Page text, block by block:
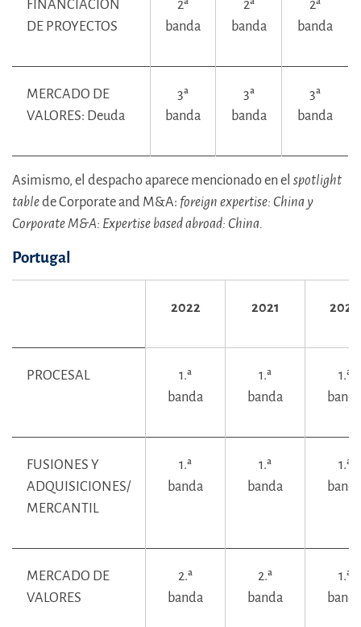
FINANCIACIÓN
DE PROYECTOS
2ª
banda
2ª
banda
2ª
banda
MERCADO DE
VALORES: Deuda
3ª
banda
3ª
banda
3ª
banda
Asimismo, el despacho aparece mencionado en el spotlight
tablede Corporate and M&A: foreign expertise: China y
Corporate M&A: Expertise based abroad: China.
Portugal
2022 2021 2020
PROCESAL
1.ª
banda
1.ª
banda
1.ª
FUSIONES Y
ADQUISICIONES/
MERCANTIL
1.ª
banda
1.ª
banda
1.ª
MERCADO DE
VALORES
2.ª
banda
2.ª
banda
1.ª